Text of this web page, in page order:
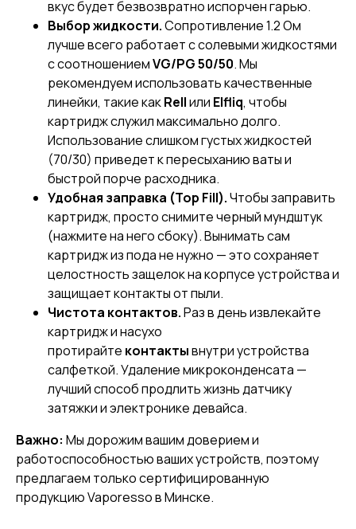
вкус будет безвозвратно испорчен гарью.
Выбор жидкости.Сопротивление 1.2 Ом
лучше всего работает с солевыми жидкостями
с соотношениемVG/PG 50/50. Мы
рекомендуем использовать качественные
линейки, такие какRellили Elfliq, чтобы
картридж служил максимально долго.
Использование слишком густых жидкостей
(70/30) приведет к пересыханию ваты и
быстрой порче расходника.
Удобная заправка (Top Fill).Чтобы заправить
картридж, просто снимите черный мундштук
(нажмите на него сбоку). Вынимать сам
картридж из пода не нужно — это сохраняет
целостность защелок на корпусе устройства и
защищает контакты от пыли.
Чистота контактов.Раз в день извлекайте
картридж и насухо
протирайте контактывнутри устройства
салфеткой. Удаление микроконденсата —
лучший способ продлить жизнь датчику
затяжки и электронике девайса.
Важно: Мы дорожим вашим доверием и
работоспособностью ваших устройств, поэтому
предлагаем только сертифицированную
продукцию Vaporesso в Минске.